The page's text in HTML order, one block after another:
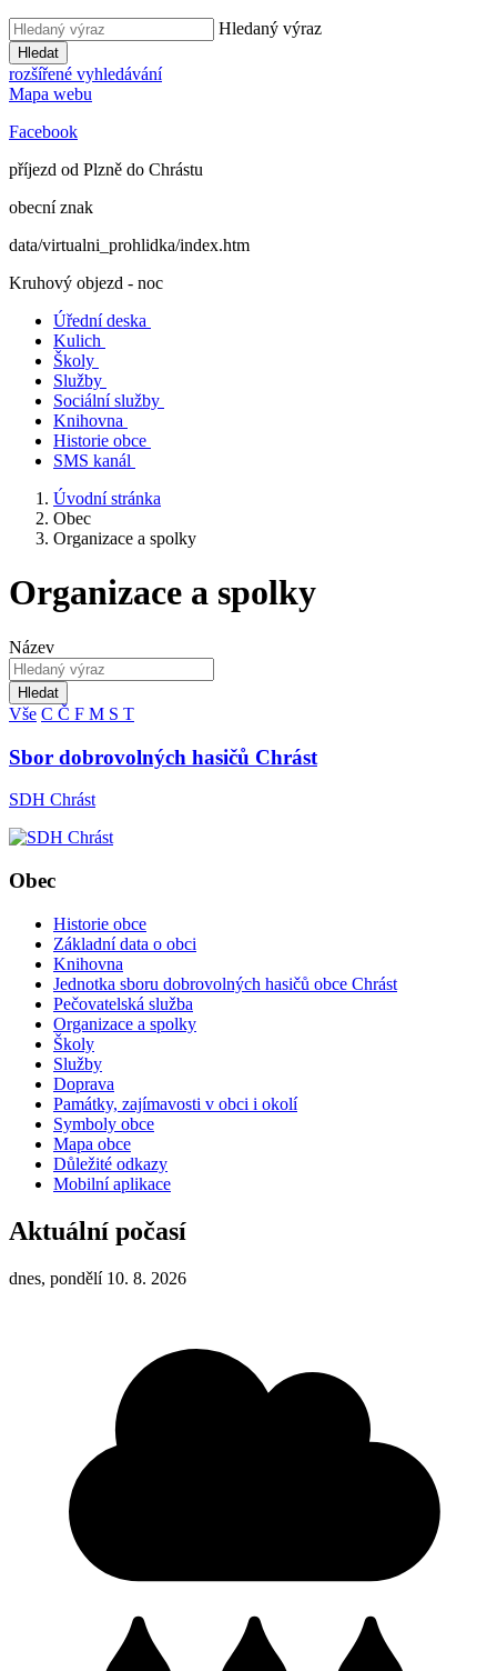
Hledaný výraz
Hledat
rozšířené vyhledávání
Mapa webu
Facebook
příjezd od Plzně do Chrástu
obecní znak
data/virtualni_prohlidka/index.htm
Kruhový objezd - noc
Úřední deska
Kulich
Školy
Služby
Sociální služby
Knihovna
Historie obce
SMS kanál
Úvodní stránka
Obec
Organizace a spolky
Organizace a spolky
Název
Hledat
Vše C Č F M S T
Sbor dobrovolných hasičů Chrást
SDH Chrást
Obec
Historie obce
Základní data o obci
Knihovna
Jednotka sboru dobrovolných hasičů obce Chrást
Pečovatelská služba
Organizace a spolky
Školy
Služby
Doprava
Památky, zajímavosti v obci i okolí
Symboly obce
Mapa obce
Důležité odkazy
Mobilní aplikace
Aktuální počasí
dnes, pondělí 10. 8. 2026